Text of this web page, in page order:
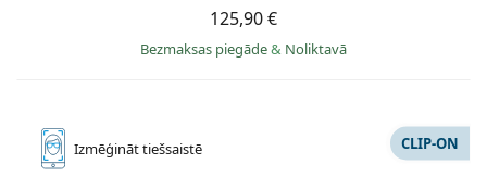
125,90 €
Bezmaksas piegāde& Noliktavā
Izmēģināttiešsaistē CLIP-ON